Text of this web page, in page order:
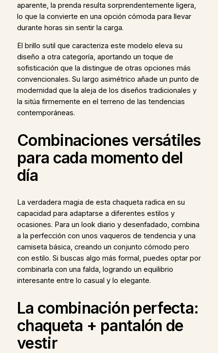
aparente, la prenda resulta sorprendentemente ligera,
lo que la convierte en una opción cómoda para llevar
durante horas sin sentir la carga.
El brillo sutil que caracteriza este modelo eleva su
diseño a otra categoría, aportando un toque de
sofisticación que la distingue de otras opciones más
convencionales. Su largo asimétrico añade un punto de
modernidad que la aleja de los diseños tradicionales y
la sitúa firmemente en el terreno de las tendencias
contemporáneas.
Combinaciones versátiles
para cada momento del
día
La verdadera magia de esta chaqueta radica en su
capacidad para adaptarse a diferentes estilos y
ocasiones. Para un look diario y desenfadado, combina
a la perfección con unos vaqueros de tendencia y una
camiseta básica, creando un conjunto cómodo pero
con estilo. Si buscas algo más formal, puedes optar por
combinarla con una falda, logrando un equilibrio
interesante entre lo casual y lo elegante.
La combinación perfecta:
chaqueta + pantalón de
vestir